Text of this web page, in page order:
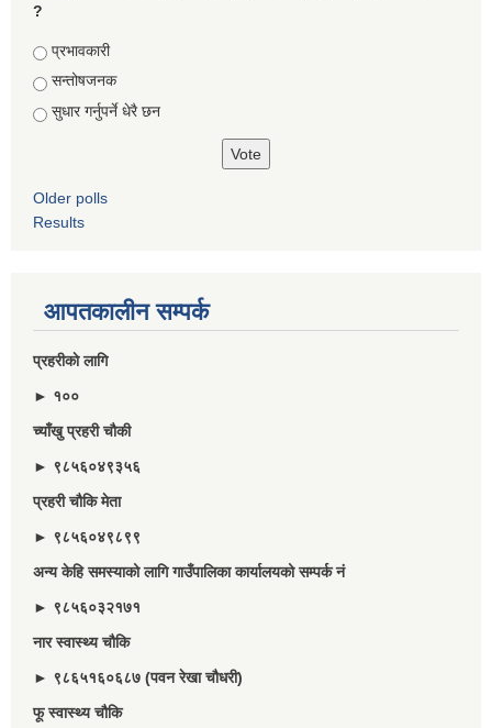
?
Choices
प्रभावकारी
सन्तोषजनक
सुधार गर्नुपर्ने धेरै छन
Older polls
Results
आपतकालीन सम्पर्क
प्रहरीकाे लागि
► १००
च्याँखु प्रहरी चाैकी
► ९८५६०४९३५६
प्रहरी चौकि मेता
► ९८५६०४९८९९
अन्य केहि समस्याको लागि गाउँपालिका कार्यालयको सम्पर्क नं
► ९८५६०३२१७१
नार स्वास्थ्य चौकि
► ९८६५१६०६८७ (पवन रेखा चौधरी)
फू स्वास्थ्य चौकि